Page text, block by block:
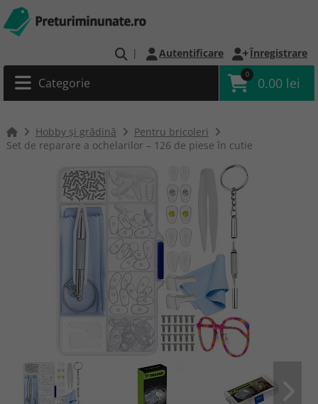
| Autentificare Înregistrare
Categorie
0
0.00 lei
Hobby și grădină
Pentru bricoleri
Set de reparare a ochelarilor – 126 de piese în cutie